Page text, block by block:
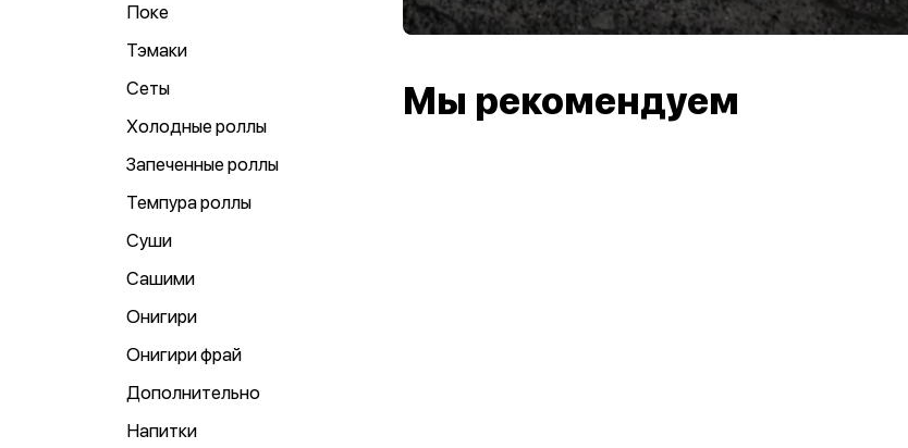
Поке
Тэмаки
Сеты
Холодные роллы
Запеченные роллы
Темпура роллы
Суши
Сашими
Онигири
Онигири фрай
Дополнительно
Напитки
Мы рекомендуем